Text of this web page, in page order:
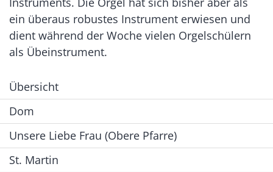
ein überaus robustes Instrument erwiesen und
dient während der Woche vielen Orgelschülern
als Übeinstrument.
Übersicht
Dom
Unsere Liebe Frau (Obere Pfarre)
St. Martin